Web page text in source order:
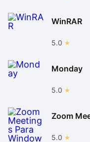
WinRAR
5.0
Monday
5.0
Zoom
5.0